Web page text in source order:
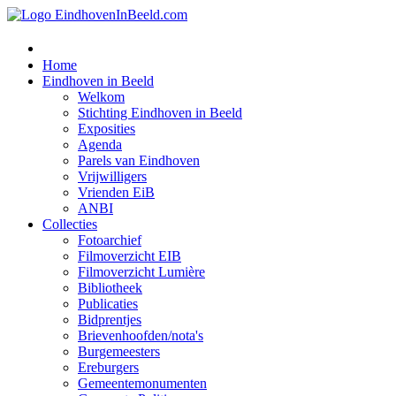
Home
Eindhoven in Beeld
Welkom
Stichting Eindhoven in Beeld
Exposities
Agenda
Parels van Eindhoven
Vrijwilligers
Vrienden EiB
ANBI
Collecties
Fotoarchief
Filmoverzicht EIB
Filmoverzicht Lumière
Bibliotheek
Publicaties
Bidprentjes
Brievenhoofden/nota's
Burgemeesters
Ereburgers
Gemeentemonumenten